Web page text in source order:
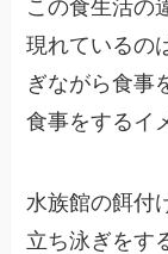
この食生活の
現れているの
ぎながら食事
食事をするイ
水族館の餌付
立ち泳ぎをす